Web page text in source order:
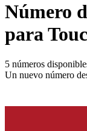
Número
para
5 números
Un nuevo número